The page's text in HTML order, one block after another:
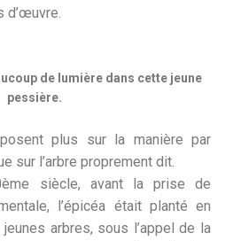
d’œuvre.
de lumière dans cette jeune
pessière.
plus sur la manière par
sur l’arbre proprement dit.
siècle, avant la prise de
l’épicéa était planté en
arbres, sous l’appel de la